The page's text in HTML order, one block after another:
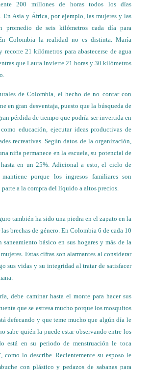
200 millones de horas todos los días
En Asia y África, por ejemplo, las mujeres y las
promedio de seis kilómetros cada día para
Colombia la realidad no es distinta. María
21 kilómetros para abastecerse de agua
que Laura invierte 21 horas y 30 kilómetros
de Colombia, el hecho de no contar con
en gran desventaja, puesto que la búsqueda de
pérdida de tiempo que podría ser invertida en
educación, ejecutar ideas productivas de
recreativas. Según datos de la organización,
niña permanece en la escuela, su potencial de
hasta en un 25%. Adicional a esto, el ciclo de
porque los ingresos familiares son
parte a la compra del líquido a altos precios.
también ha sido una piedra en el zapato en la
brechas de género. En Colombia 6 de cada 10
saneamiento básico en sus hogares y más de la
Estas cifras son alarmantes al considerar
sus vidas y su integridad al tratar de satisfacer
debe caminar hasta el monte para hacer sus
que se estresa mucho porque los mosquitos
defecando y que teme mucho que algún día le
sabe quién la puede estar observando entre los
está en su periodo de menstruación le toca
como lo describe. Recientemente su esposo le
con plástico y pedazos de sabanas para